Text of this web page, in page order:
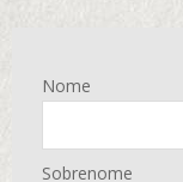
Nome
Sobrenome